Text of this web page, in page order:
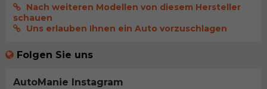
Nach weiteren Modellen von diesem Hersteller
schauen
Uns erlauben Ihnen ein Auto vorzuschlagen
Folgen Sie uns
AutoManie Instagram